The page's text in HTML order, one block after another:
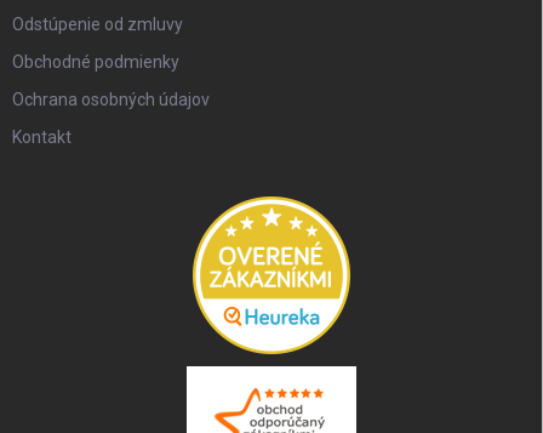
Odstúpenie od zmluvy
Obchodné podmienky
Ochrana osobných údajov
Kontakt